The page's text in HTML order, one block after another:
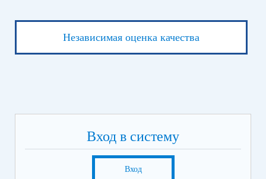
Независимая оценка качества
Вход в систему
Вход